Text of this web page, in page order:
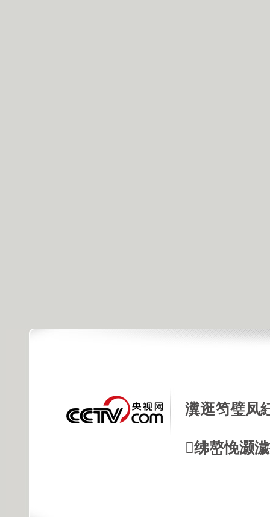
瀵逛笉璧凤
绋嶅悗灏